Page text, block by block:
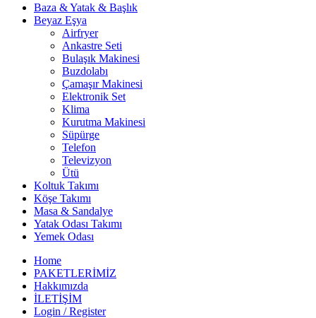
Baza & Yatak & Başlık
Beyaz Eşya
Airfryer
Ankastre Seti
Bulaşık Makinesi
Buzdolabı
Çamaşır Makinesi
Elektronik Set
Klima
Kurutma Makinesi
Süpürge
Telefon
Televizyon
Ütü
Koltuk Takımı
Köşe Takımı
Masa & Sandalye
Yatak Odası Takımı
Yemek Odası
Home
PAKETLERİMİZ
Hakkımızda
İLETİŞİM
Login / Register